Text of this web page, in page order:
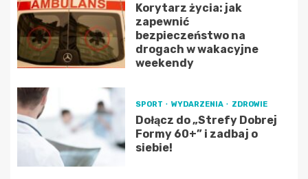
Korytarz życia: jak
zapewnić
bezpieczeństwo na
drogach w wakacyjne
weekendy
SPORT WYDARZENIA ZDROWIE
Dołącz do „Strefy Dobrej
Formy 60+” i zadbaj o
siebie!